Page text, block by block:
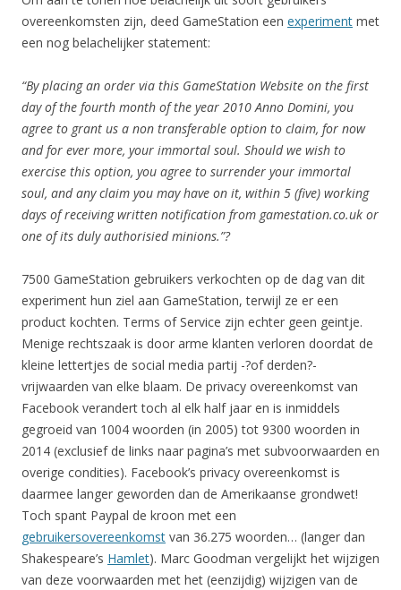
overeenkomsten zijn, deed GameStation een experiment met
een nog belachelijker statement:
“By placing an order via this GameStation Website on the first
day of the fourth month of the year 2010 Anno Domini, you
agree to grant us a non transferable option to claim, for now
and for ever more, your immortal soul. Should we wish to
exercise this option, you agree to surrender your immortal
soul, and any claim you may have on it, within 5 (five) working
days of receiving written notification from gamestation.co.uk or
one of its duly authorisied minions.”?
7500 GameStation gebruikers verkochten op de dag van dit
experiment hun ziel aan GameStation, terwijl ze er een
product kochten. Terms of Service zijn echter geen geintje.
Menige rechtszaak is door arme klanten verloren doordat de
kleine lettertjes de social media partij -?of derden?-
vrijwaarden van elke blaam. De privacy overeenkomst van
Facebook verandert toch al elk half jaar en is inmiddels
gegroeid van 1004 woorden (in 2005) tot 9300 woorden in
2014 (exclusief de links naar pagina’s met subvoorwaarden en
overige condities). Facebook’s privacy overeenkomst is
daarmee langer geworden dan de Amerikaanse grondwet!
Toch spant Paypal de kroon met een
gebruikersovereenkomst van 36.275 woorden… (langer dan
Shakespeare’s Hamlet). Marc Goodman vergelijkt het wijzigen
van deze voorwaarden met het (eenzijdig) wijzigen van de